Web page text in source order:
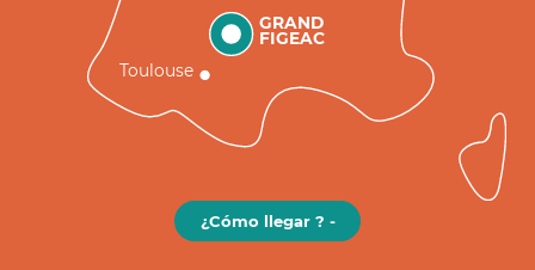
GRAND
FIGEAC
Toulouse
¿Cómo llegar ? -